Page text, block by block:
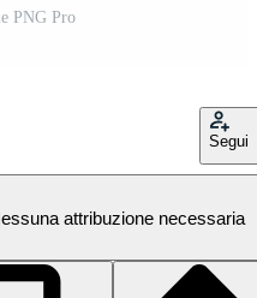
PNG Pro
Segui
attribuzione necessaria